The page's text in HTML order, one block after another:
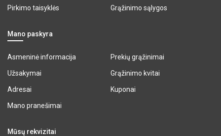
Pirkimo taisyklės Grąžinimo sąlygos
Mano paskyra
Asmeninė informacija Prekių grąžinimai
Užsakymai Grąžinimo kvitai
Adresai Kuponai
Mano pranešimai
Mūsų rekvizitai